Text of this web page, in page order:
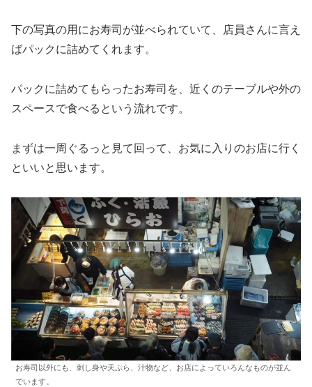
下の写真の用にお寿司が並べられていて、店員さんに言え
ばパックに詰めてくれます。
パックに詰めてもらったお寿司を、近くのテーブルや外の
スペースで食べるという流れです。
まずは一周ぐるっと見て回って、お気に入りのお店に行く
といいと思います。
お寿司以外にも、刺し身や天ぷら、汁物など、お店によっていろんなものが並ん
でいます。